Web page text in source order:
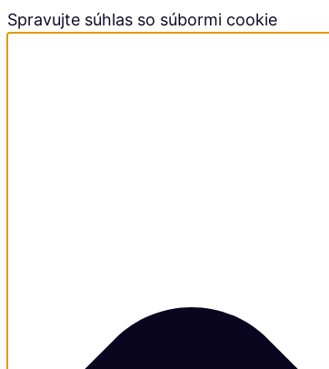
Spravujte súhlas so súbormi cookie